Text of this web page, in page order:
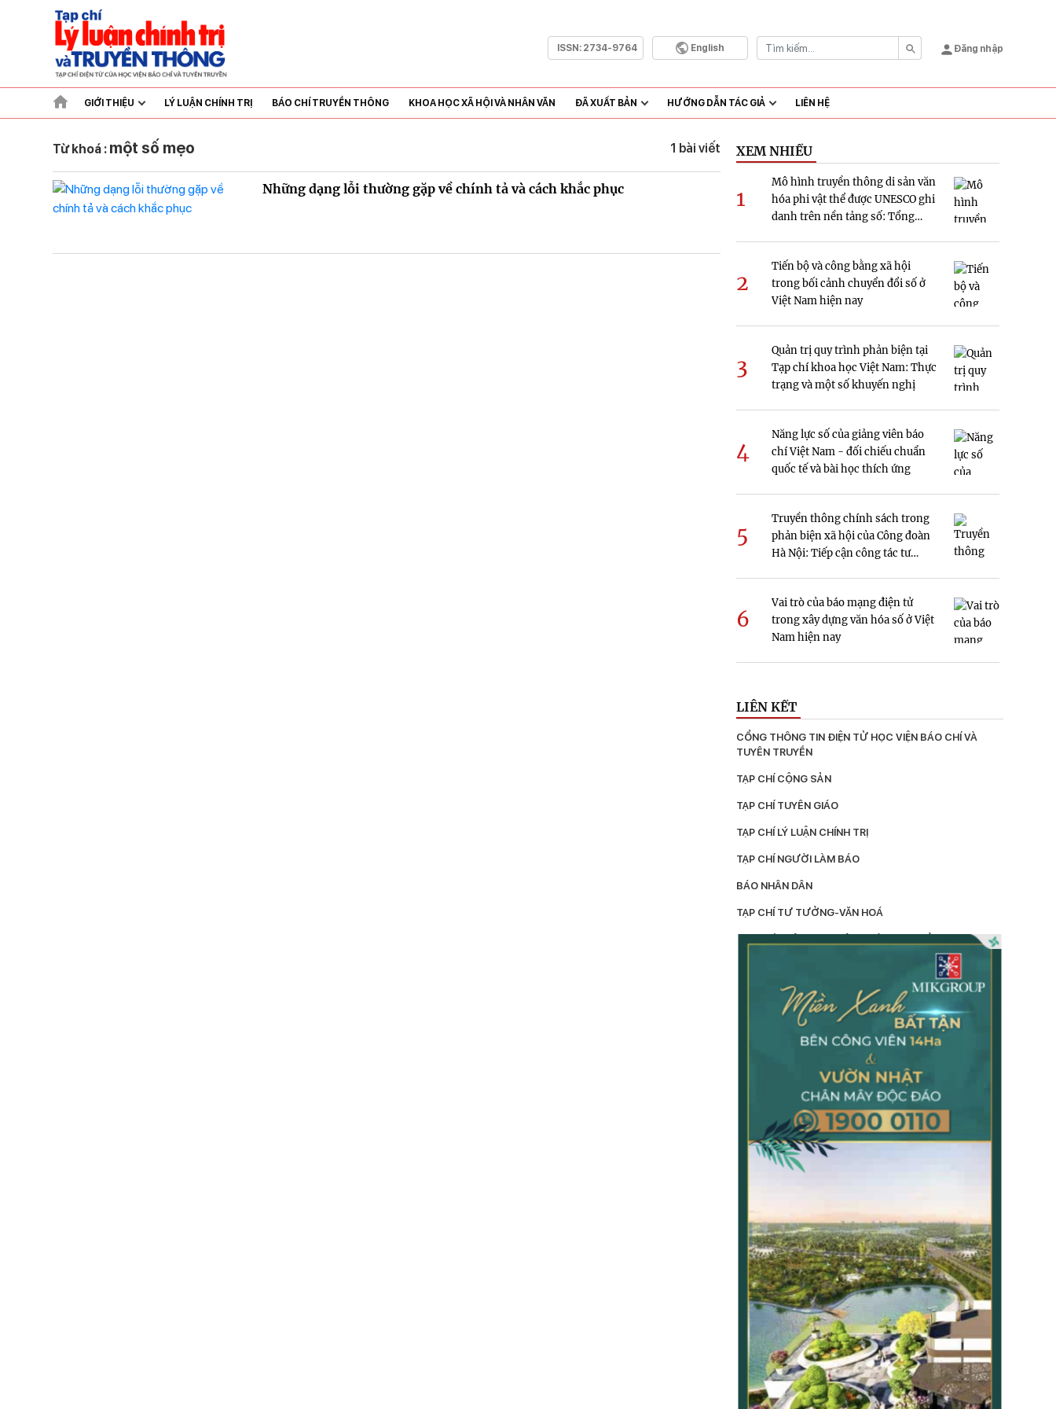
ISSN: 2734-9764 English Đăng nhập
GIỚI THIỆU LÝ LUẬN CHÍNH TRỊ BÁO CHÍ TRUYỀN THÔNG KHOA HỌC XÃ HỘI VÀ NHÂN VĂN ĐÃ XUẤT BẢN HƯỚNG DẪN TÁC GIẢ LIÊN HỆ
Từ khoá : một số mẹo 1 bài viết
Những dạng lỗi thường gặp về chính tả và cách khắc phục
XEM NHIỀU
1
Mô hình truyền thông di sản văn
hóa phi vật thể được UNESCO ghi
danh trên nền tảng số: Tổng
2
Tiến bộ và công bằng xã hội
trong bối cảnh chuyển đổi số ở
Việt Nam hiện nay
3
Quản trị quy trình phản biện tại
Tạp chí khoa học Việt Nam: Thực
trạng và một số khuyến nghị
4
Năng lực số của giảng viên báo
chí Việt Nam - đối chiếu chuẩn
quốc tế và bài học thích ứng
5
Truyền thông chính sách trong
phản biện xã hội của Công đoàn
Hà Nội: Tiếp cận công tác tư
6
Vai trò của báo mạng điện tử
trong xây dựng văn hóa số ở Việt
Nam hiện nay
LIÊN KẾT
CỔNG THÔNG TIN ĐIỆN TỬ HỌC VIỆN BÁO CHÍ VÀ
TUYÊN TRUYỀN
TẠP CHÍ CỘNG SẢN
TẠP CHÍ TUYÊN GIÁO
TẠP CHÍ LÝ LUẬN CHÍNH TRỊ
TẠP CHÍ NGƯỜI LÀM BÁO
BÁO NHÂN DÂN
TẠP CHÍ TƯ TƯỞNG-VĂN HOÁ
TẠP CHÍ KIỂM TRA
TẠP CHÍ XÂY DỰNG ĐẢNG
TẠP CHÍ DÂN VẬN
TẠP CHÍ GIÁO DỤC LÝ LUẬN
TẠP CHÍ KHOA HỌC CHÍNH TRỊ